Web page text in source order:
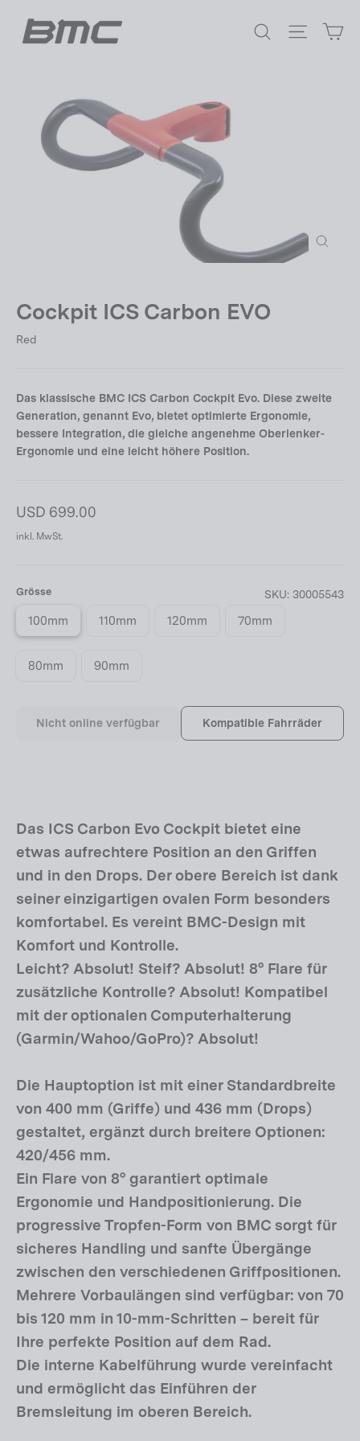
Inhalt
Suche
Cockpit ICS Carbon EVO
Red
Das klassische BMC ICS Carbon Cockpit Evo. Diese zweite
Generation, genannt Evo, bietet optimierte Ergonomie,
bessere Integration, die gleiche angenehme Oberlenker-
Ergonomie und eine leicht höhere Position.
Normaler
USD 699.00
inkl. MwSt.
SKU: 30005543
Grösse
100mm 110mm 120mm 70mm
80mm 90mm
Nicht online verfügbar Kompatible Fahrräder
Das ICS Carbon Evo Cockpit bietet eine
etwas aufrechtere Position an den Griffen
und in den Drops. Der obere Bereich ist dank
seiner einzigartigen ovalen Form besonders
komfortabel. Es vereint BMC-Design mit
Komfort und Kontrolle.
Leicht? Absolut! Steif? Absolut! 8° Flare für
zusätzliche Kontrolle? Absolut! Kompatibel
mit der optionalen Computerhalterung
(Garmin/Wahoo/GoPro)? Absolut!
Die Hauptoption ist mit einer Standardbreite
von 400 mm (Griffe) und 436 mm (Drops)
gestaltet, ergänzt durch breitere Optionen:
420/456 mm.
Ein Flare von 8° garantiert optimale
Ergonomie und Handpositionierung. Die
progressive Tropfen-Form von BMC sorgt für
sicheres Handling und sanfte Übergänge
zwischen den verschiedenen Griffpositionen.
Mehrere Vorbaulängen sind verfügbar: von 70
bis 120 mm in 10-mm-Schritten – bereit für
Ihre perfekte Position auf dem Rad.
Die interne Kabelführung wurde vereinfacht
und ermöglicht das Einführen der
Bremsleitung im oberen Bereich.